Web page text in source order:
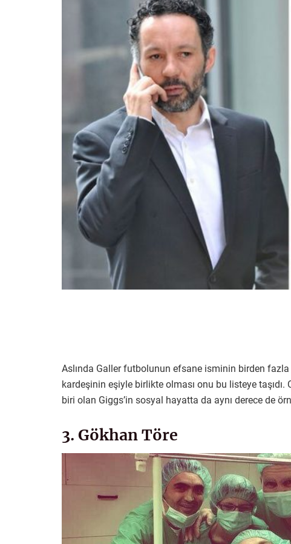
Aslında Galler futbolunun efsane isminin birden
kardeşinin eşiyle birlikte olması onu bu listeye
biri olan Giggs’in sosyal hayatta da aynı derece de
3. Gökhan Töre